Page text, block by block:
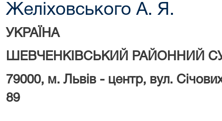
Желіховського А. Я.
УКРАЇНА
ШЕВЧЕНКІВСЬКИЙ РАЙОННИЙ
79000, м. Львів - центр, вул.
89